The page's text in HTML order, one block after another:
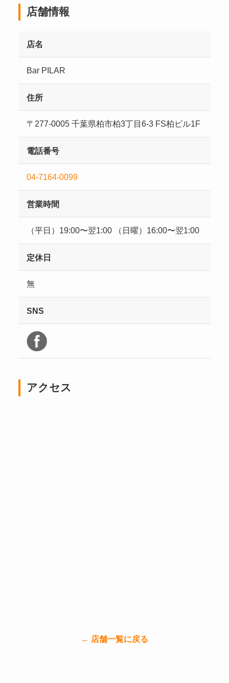
店舗情報
店名
Bar PILAR
住所
〒277-0005 千葉県柏市柏3丁目6-3 FS柏ビル1F
電話番号
04-7164-0099
営業時間
（平日）19:00〜翌1:00 （日曜）16:00〜翌1:00
定休日
無
SNS
アクセス
← 店舗一覧に戻る